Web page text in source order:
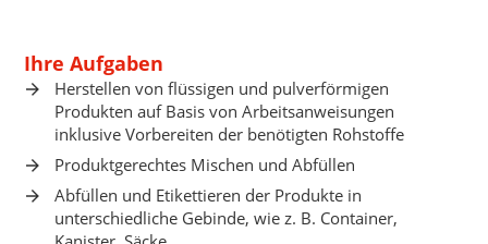
Ihre Aufgaben
Herstellen von flüssigen und pulverförmigen
Produkten auf Basis von Arbeitsanweisungen
inklusive Vorbereiten der benötigten Rohstoffe
Produktgerechtes Mischen und Abfüllen
Abfüllen und Etikettieren der Produkte in
unterschiedliche Gebinde, wie z. B. Container,